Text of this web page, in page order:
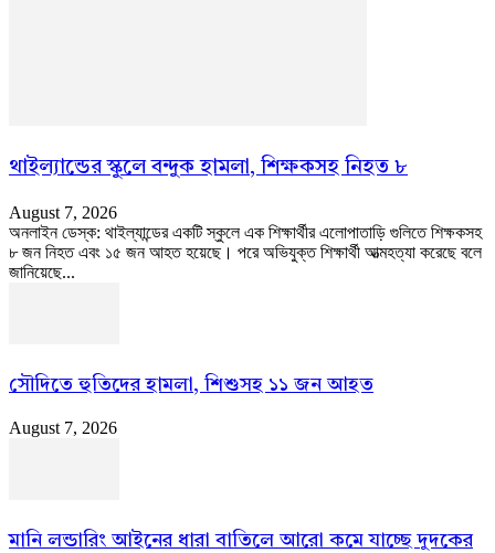
থাইল্যান্ডের স্কুলে বন্দুক হামলা, শিক্ষকসহ নিহত ৮
August 7, 2026
অনলাইন ডেস্ক: থাইল্যান্ডের একটি স্কুলে এক শিক্ষার্থীর এলোপাতাড়ি গুলিতে শিক্ষকসহ
৮ জন নিহত এবং ১৫ জন আহত হয়েছে। পরে অভিযুক্ত শিক্ষার্থী আত্মহত্যা করেছে বলে
জানিয়েছে...
সৌদিতে হুতিদের হামলা, শিশুসহ ১১ জন আহত
August 7, 2026
মানি লন্ডারিং আইনের ধারা বাতিলে আরো কমে যাচ্ছে দুদকের